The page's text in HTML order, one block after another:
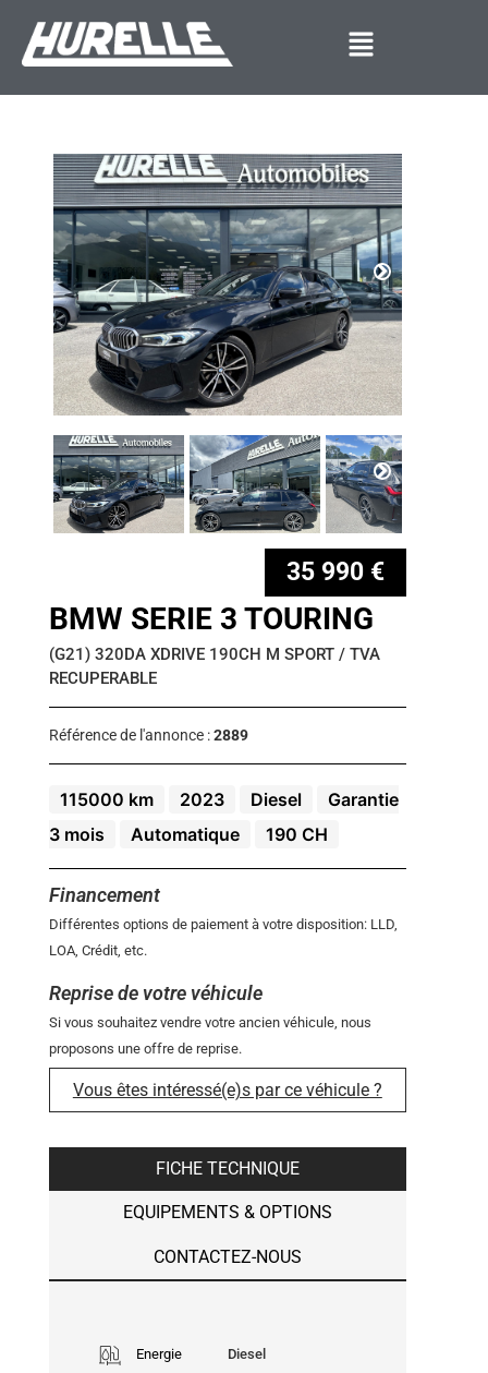
35 990 €
BMW SERIE 3 TOURING
(G21) 320DA XDRIVE 190CH M SPORT / TVA
RECUPERABLE
Référence de l'annonce :2889
115000 km 2023 Diesel
Garantie
3 mois
Automatique 190 CH
Financement
Différentes options de paiement à votre disposition: LLD,
LOA, Crédit, etc.
Reprise de votre véhicule
Si vous souhaitez vendre votre ancien véhicule, nous
proposons une offre de reprise.
Vous êtes intéressé(e)s par ce véhicule ?
FICHE TECHNIQUE
EQUIPEMENTS & OPTIONS
CONTACTEZ-NOUS
Energie Diesel